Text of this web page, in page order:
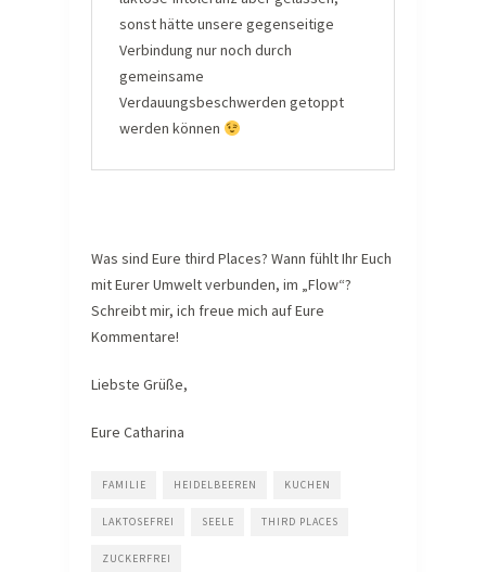
sonst hätte unsere gegenseitige
Verbindung nur noch durch
gemeinsame
Verdauungsbeschwerden getoppt
werden können
Was sind Eure third Places? Wann fühlt Ihr Euch
mit Eurer Umwelt verbunden, im „Flow“?
Schreibt mir, ich freue mich auf Eure
Kommentare!
Liebste Grüße,
Eure Catharina
FAMILIE HEIDELBEEREN KUCHEN
LAKTOSEFREI SEELE THIRD PLACES
ZUCKERFREI